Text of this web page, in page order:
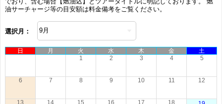
油サーチャージ等の目安額は料金備考をご覧ください。
選択月：
日 月 火 水 木 金
土
1
2 3 4 5
6 7 8 9 10 11 12
13 14 15 16 17 18